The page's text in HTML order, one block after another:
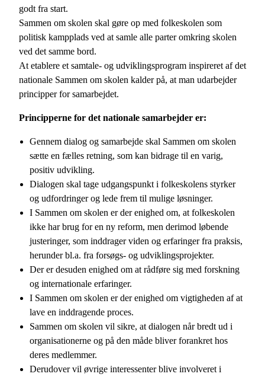
godt fra start.
Sammen om skolen skal gøre op med folkeskolen som
politisk kampplads ved at samle alle parter omkring skolen
ved det samme bord.
At etablere et samtale- og udviklingsprogram inspireret af det
nationale Sammen om skolen kalder på, at man udarbejder
principper for samarbejdet.
Principperne for det nationale samarbejder er:
Gennem dialog og samarbejde skal Sammen om skolen
sætte en fælles retning, som kan bidrage til en varig,
positiv udvikling.
Dialogen skal tage udgangspunkt i folkeskolens styrker
og udfordringer og lede frem til mulige løsninger.
I Sammen om skolen er der enighed om, at folkeskolen
ikke har brug for en ny reform, men derimod løbende
justeringer, som inddrager viden og erfaringer fra praksis,
herunder bl.a. fra forsøgs- og udviklingsprojekter.
Der er desuden enighed om at rådføre sig med forskning
og internationale erfaringer.
I Sammen om skolen er der enighed om vigtigheden af at
lave en inddragende proces.
Sammen om skolen vil sikre, at dialogen når bredt ud i
organisationerne og på den måde bliver forankret hos
deres medlemmer.
Derudover vil øvrige interessenter blive involveret i